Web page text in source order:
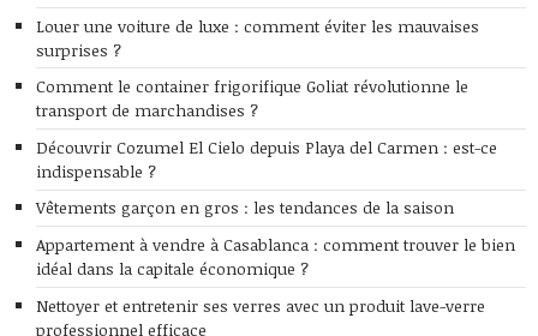
Louer une voiture de luxe : comment éviter les mauvaises
surprises ?
Comment le container frigorifique Goliat révolutionne le
transport de marchandises ?
Découvrir Cozumel El Cielo depuis Playa del Carmen : est-ce
indispensable ?
Vêtements garçon en gros : les tendances de la saison
Appartement à vendre à Casablanca : comment trouver le bien
idéal dans la capitale économique ?
Nettoyer et entretenir ses verres avec un produit lave-verre
professionnel efficace